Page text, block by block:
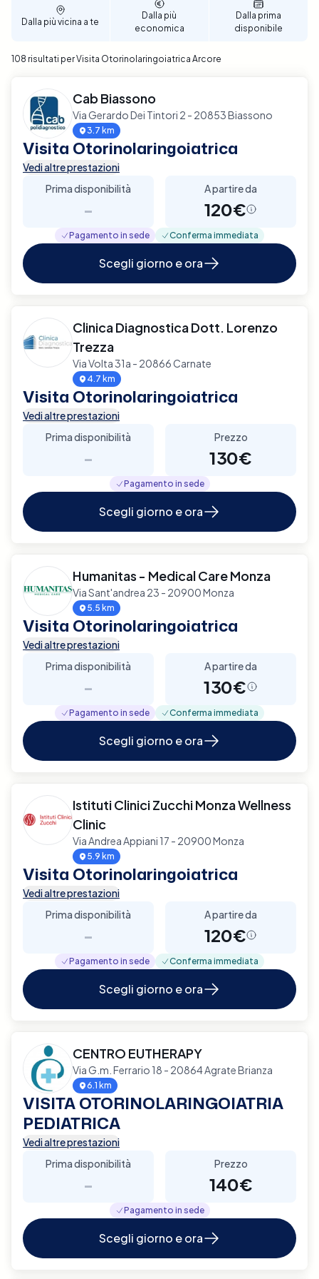
Dalla più vicina a te
Dalla più
economica
Dalla prima
disponibile
108 risultati per Visita Otorinolaringoiatrica Arcore
Cab Biassono
Via Gerardo Dei Tintori 2 - 20853 Biassono
3.7 km
Visita Otorinolaringoiatrica
Vedi altre prestazioni
Prima disponibilità
-
A partire da
120€
Pagamento in sede Conferma immediata
Scegli giorno e ora
Clinica Diagnostica Dott. Lorenzo
Trezza
Via Volta 31a - 20866 Carnate
4.7 km
Visita Otorinolaringoiatrica
Vedi altre prestazioni
Prima disponibilità
-
Prezzo
130€
Pagamento in sede
Scegli giorno e ora
Humanitas - Medical Care Monza
Via Sant'andrea 23 - 20900 Monza
5.5 km
Visita Otorinolaringoiatrica
Vedi altre prestazioni
Prima disponibilità
-
A partire da
130€
Pagamento in sede Conferma immediata
Scegli giorno e ora
Istituti Clinici Zucchi Monza Wellness
Clinic
Via Andrea Appiani 17 - 20900 Monza
5.9 km
Visita Otorinolaringoiatrica
Vedi altre prestazioni
Prima disponibilità
-
A partire da
120€
Pagamento in sede Conferma immediata
Scegli giorno e ora
CENTRO EUTHERAPY
Via G.m. Ferrario 18 - 20864 Agrate Brianza
6.1 km
VISITA OTORINOLARINGOIATRIA
PEDIATRICA
Vedi altre prestazioni
Prima disponibilità
-
Prezzo
140€
Pagamento in sede
Scegli giorno e ora